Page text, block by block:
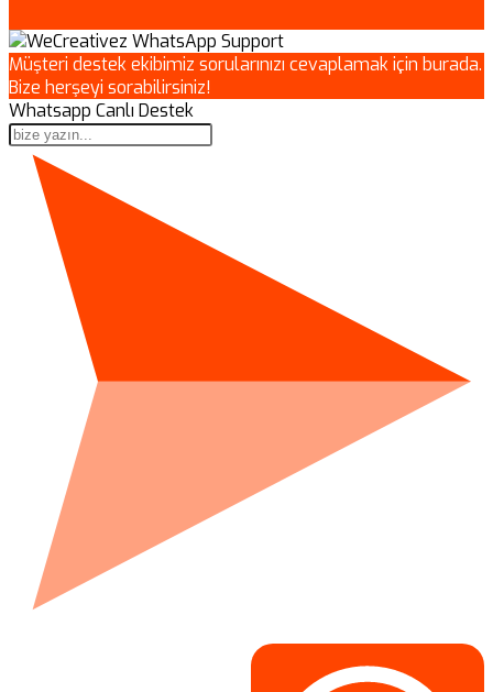
Müşteri destek ekibimiz sorularınızı cevaplamak için burada.
Bize herşeyi sorabilirsiniz!
Whatsapp Canlı Destek